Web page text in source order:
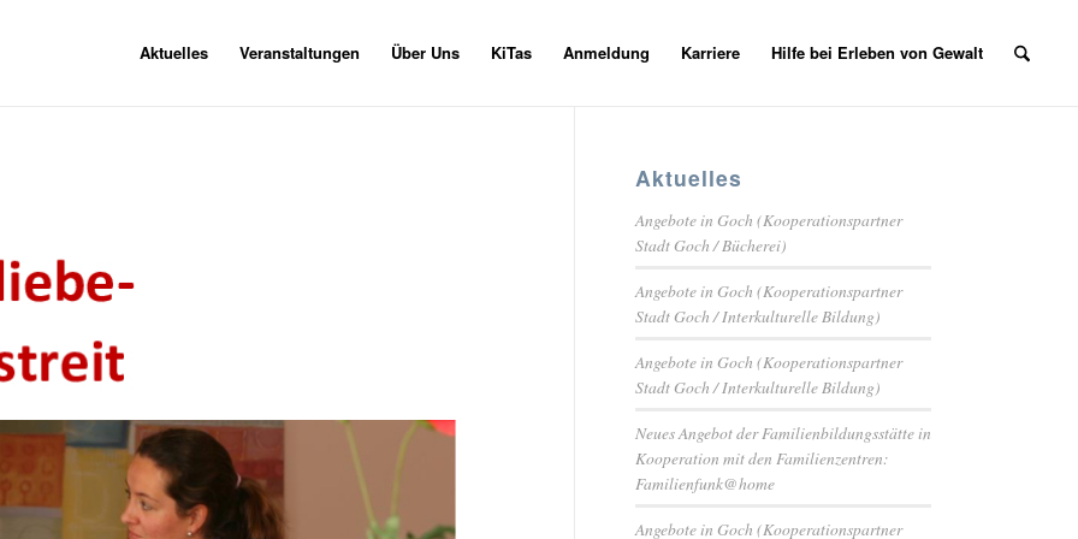
Aktuelles Veranstaltungen Über Uns KiTas Anmeldung Karriere Hilfe bei Erleben von Gewalt
Aktuelles
Angebote in Goch (Kooperationspartner
Stadt Goch / Bücherei)
Angebote in Goch (Kooperationspartner
Stadt Goch / Interkulturelle Bildung)
Angebote in Goch (Kooperationspartner
Stadt Goch / Interkulturelle Bildung)
Neues Angebot der Familienbildungsstätte in
Kooperation mit den Familienzentren:
Familienfunk@home
Angebote in Goch (Kooperationspartner